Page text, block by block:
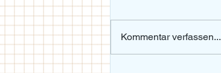
Kommentar verfassen...